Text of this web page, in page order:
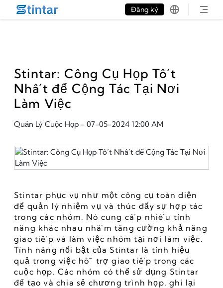
put google tag in file
Đăng ký
Stintar: Công Cụ Họp Tốt
Nhất để Cộng Tác Tại Nơi
Làm Việc
Quản Lý Cuộc Họp - 07-05-2024 12:00 AM
Stintar phục vụ như một công cụ toàn diện
để quản lý nhiệm vụ và thúc đẩy sự hợp tác
trong các nhóm. Nó cung cấp nhiều tính
năng khác nhau nhằm tăng cường khả năng
giao tiếp và làm việc nhóm tại nơi làm việc.
Tính năng nổi bật của Stintar là tính hiệu
quả trong việc hỗ trợ giao tiếp trong các
cuộc họp. Các nhóm có thể sử dụng Stintar
để tạo và chia sẻ chương trình họp, ghi lại